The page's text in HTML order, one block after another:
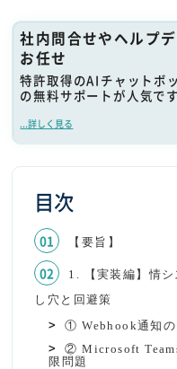
社内問合せやヘルプ
お任せ
特許取得のAIチャットボ
の無料サポートが人気です
...詳しく見る
目次
【要旨】
1. 【実装編】情
し穴と回避策
① Webhook通知の
② Microsoft
限問題